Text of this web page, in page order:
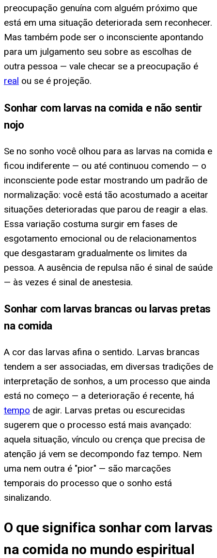
preocupação genuína com alguém próximo que
está em uma situação deteriorada sem reconhecer.
Mas também pode ser o inconsciente apontando
para um julgamento seu sobre as escolhas de
outra pessoa — vale checar se a preocupação é
real ou se é projeção.
Sonhar com larvas na comida e não sentir
nojo
Se no sonho você olhou para as larvas na comida e
ficou indiferente — ou até continuou comendo — o
inconsciente pode estar mostrando um padrão de
normalização: você está tão acostumado a aceitar
situações deterioradas que parou de reagir a elas.
Essa variação costuma surgir em fases de
esgotamento emocional ou de relacionamentos
que desgastaram gradualmente os limites da
pessoa. A ausência de repulsa não é sinal de saúde
— às vezes é sinal de anestesia.
Sonhar com larvas brancas ou larvas pretas
na comida
A cor das larvas afina o sentido. Larvas brancas
tendem a ser associadas, em diversas tradições de
interpretação de sonhos, a um processo que ainda
está no começo — a deterioração é recente, há
tempo de agir. Larvas pretas ou escurecidas
sugerem que o processo está mais avançado:
aquela situação, vínculo ou crença que precisa de
atenção já vem se decompondo faz tempo. Nem
uma nem outra é "pior" — são marcações
temporais do processo que o sonho está
sinalizando.
O que significa sonhar com larvas
na comida no mundo espiritual